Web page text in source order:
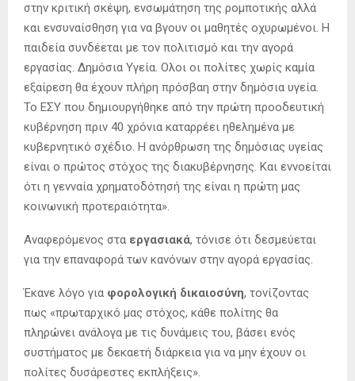
στην κριτική σκέψη, ενσωμάτηση της ρομποτικής αλλά
και ενσυναίσθηση για να βγουν οι μαθητές οχυρωμένοι. Η
παιδεία συνδέεται με τον πολιτισμό και την αγορά
εργασίας. Δημόσια Υγεία. Ολοι οι πολίτες χωρίς καμία
εξαίρεση θα έχουν πλήρη πρόσβαη στην δημόσια υγεία.
Το ΕΣΥ που δημιουργήθηκε από την πρώτη προοδευτική
κυβέρνηση πριν 40 χρόνια καταρρέει ηθελημένα με
κυβερνητικό σχέδιο. Η ανόρθρωση της δημόσιας υγείας
είναι ο πρώτος στόχος της διακυβέρνησης. Και εννοείται
ότι η γενναία χρηματοδότησή της είναι η πρώτη μας
κοινωνική προτεραιότητα».
Αναφερόμενος στα εργασιακά, τόνισε ότι δεσμεύεται
για την επαναφορά των κανόνων στην αγορά εργασίας.
Έκανε λόγο για φορολογική δικαιοσύνη, τονίζοντας
πως «πρωταρχικό μας στόχος, κάθε πολίτης θα
πληρώνει ανάλογα με τις δυνάμεις του, βάσει ενός
συστήματος με δεκαετή διάρκεια για να μην έχουν οι
πολίτες δυσάρεστες εκπλήξεις».